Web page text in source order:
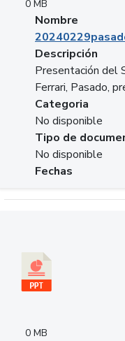
0 MB
Nombre
Descripción
Presentación del
Ferrari, Pasado,
Categoria
No disponible
Tipo de
No disponible
Fechas
0 MB